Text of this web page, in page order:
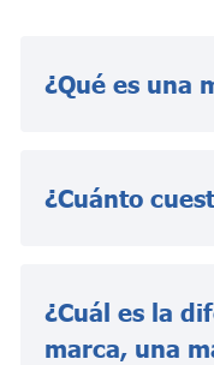
¿Qué es una
¿Cuánto
¿Cuál es la
marca, una